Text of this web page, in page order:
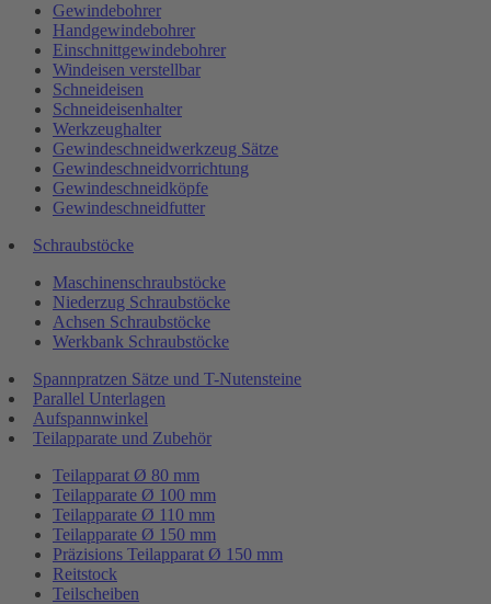
Gewindebohrer
Handgewindebohrer
Einschnittgewindebohrer
Windeisen verstellbar
Schneideisen
Schneideisenhalter
Werkzeughalter
Gewindeschneidwerkzeug Sätze
Gewindeschneidvorrichtung
Gewindeschneidköpfe
Gewindeschneidfutter
Schraubstöcke
Maschinenschraubstöcke
Niederzug Schraubstöcke
Achsen Schraubstöcke
Werkbank Schraubstöcke
Spannpratzen Sätze und T-Nutensteine
Parallel Unterlagen
Aufspannwinkel
Teilapparate und Zubehör
Teilapparat Ø 80 mm
Teilapparate Ø 100 mm
Teilapparate Ø 110 mm
Teilapparate Ø 150 mm
Präzisions Teilapparat Ø 150 mm
Reitstock
Teilscheiben